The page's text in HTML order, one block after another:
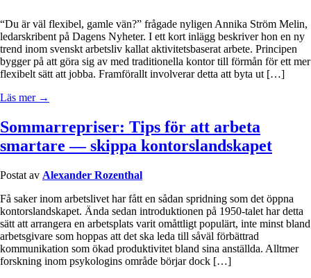
“Du är väl flexibel, gamle vän?” frågade nyligen Annika Ström Melin,
ledarskribent på Dagens Nyheter. I ett kort inlägg beskriver hon en ny
trend inom svenskt arbetsliv kallat aktivitetsbaserat arbete. Principen
bygger på att göra sig av med traditionella kontor till förmån för ett mer
flexibelt sätt att jobba. Framförallt involverar detta att byta ut […]
Läs mer →
Sommarrepriser: Tips för att arbeta
smartare — skippa kontorslandskapet
Postat av Alexander Rozenthal
Få saker inom arbetslivet har fått en sådan spridning som det öppna
kontorslandskapet. Ända sedan introduktionen på 1950-talet har detta
sätt att arrangera en arbetsplats varit omåttligt populärt, inte minst bland
arbetsgivare som hoppas att det ska leda till såväl förbättrad
kommunikation som ökad produktivitet bland sina anställda. Alltmer
forskning inom psykologins område börjar dock […]